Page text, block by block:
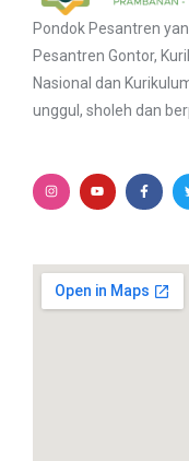
Pondok Pesantren
Pesantren Gontor,
Nasional dan
unggul, sholeh dan